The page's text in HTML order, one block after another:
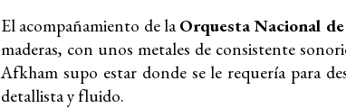
El acompañamiento de la Orquesta Nacional de
maderas, con unos metales de consistente
Afkham supo estar donde se le requería para
detallista y fluido.